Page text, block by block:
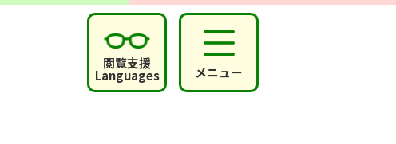
閲覧支援
Languages メニュー